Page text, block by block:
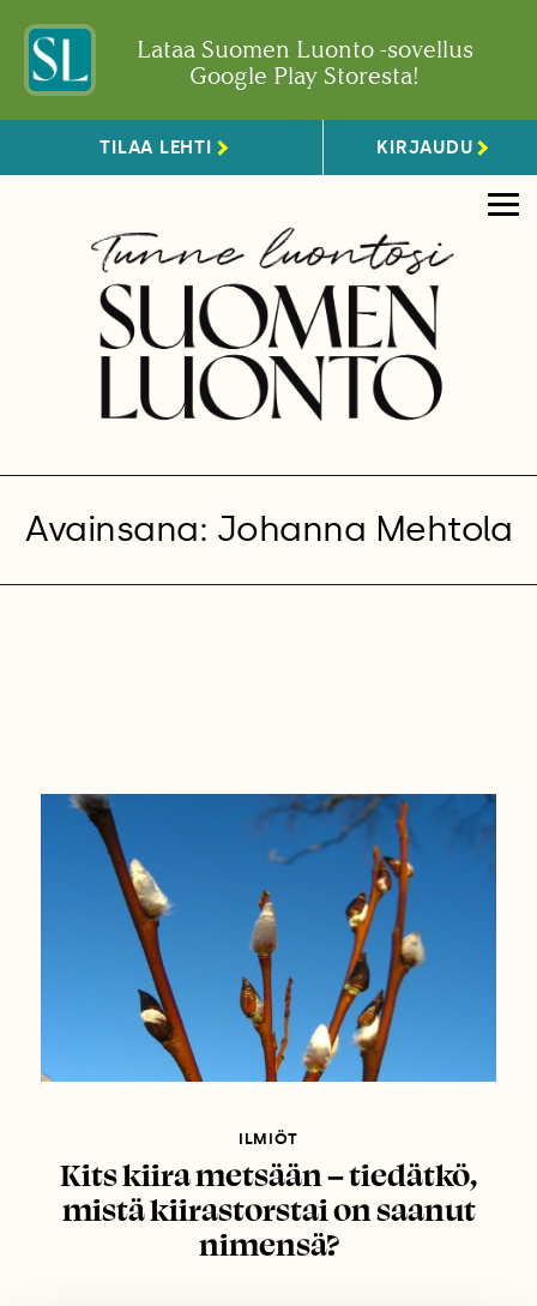
Lataa Suomen Luonto -sovellus
Google Play Storesta!
TILAA LEHTI KIRJAUDU
Avainsana: Johanna Mehtola
ILMIÖT
Kits kiira metsään – tiedätkö,
mistä kiirastorstai on saanut
nimensä?